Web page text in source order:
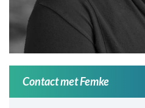
Contact met Femke